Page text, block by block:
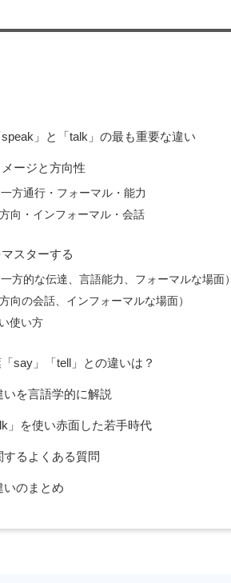
」と「talk」の最も重要な違い
ージと方向性
方通行・フォーマル・能力
向・インフォーマル・会話
スターする
方的な伝達、言語能力、フォーマルな場面）
向の会話、インフォーマルな場面）
使い方
say」「tell」との違いは？
いを言語学的に解説
」を使い赤面した若手時代
するよくある質問
いのまとめ